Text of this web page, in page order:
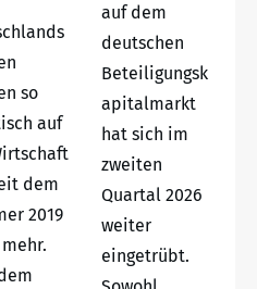
so
auf
dem
2019
auf dem
deutschen
Beteiligungsk
apitalmarkt
hat sich im
zweiten
Quartal 2026
weiter
eingetrübt.